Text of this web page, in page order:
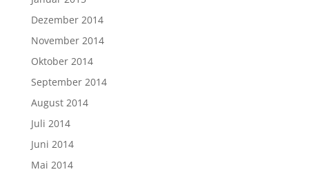
Dezember 2014
November 2014
Oktober 2014
September 2014
August 2014
Juli 2014
Juni 2014
Mai 2014